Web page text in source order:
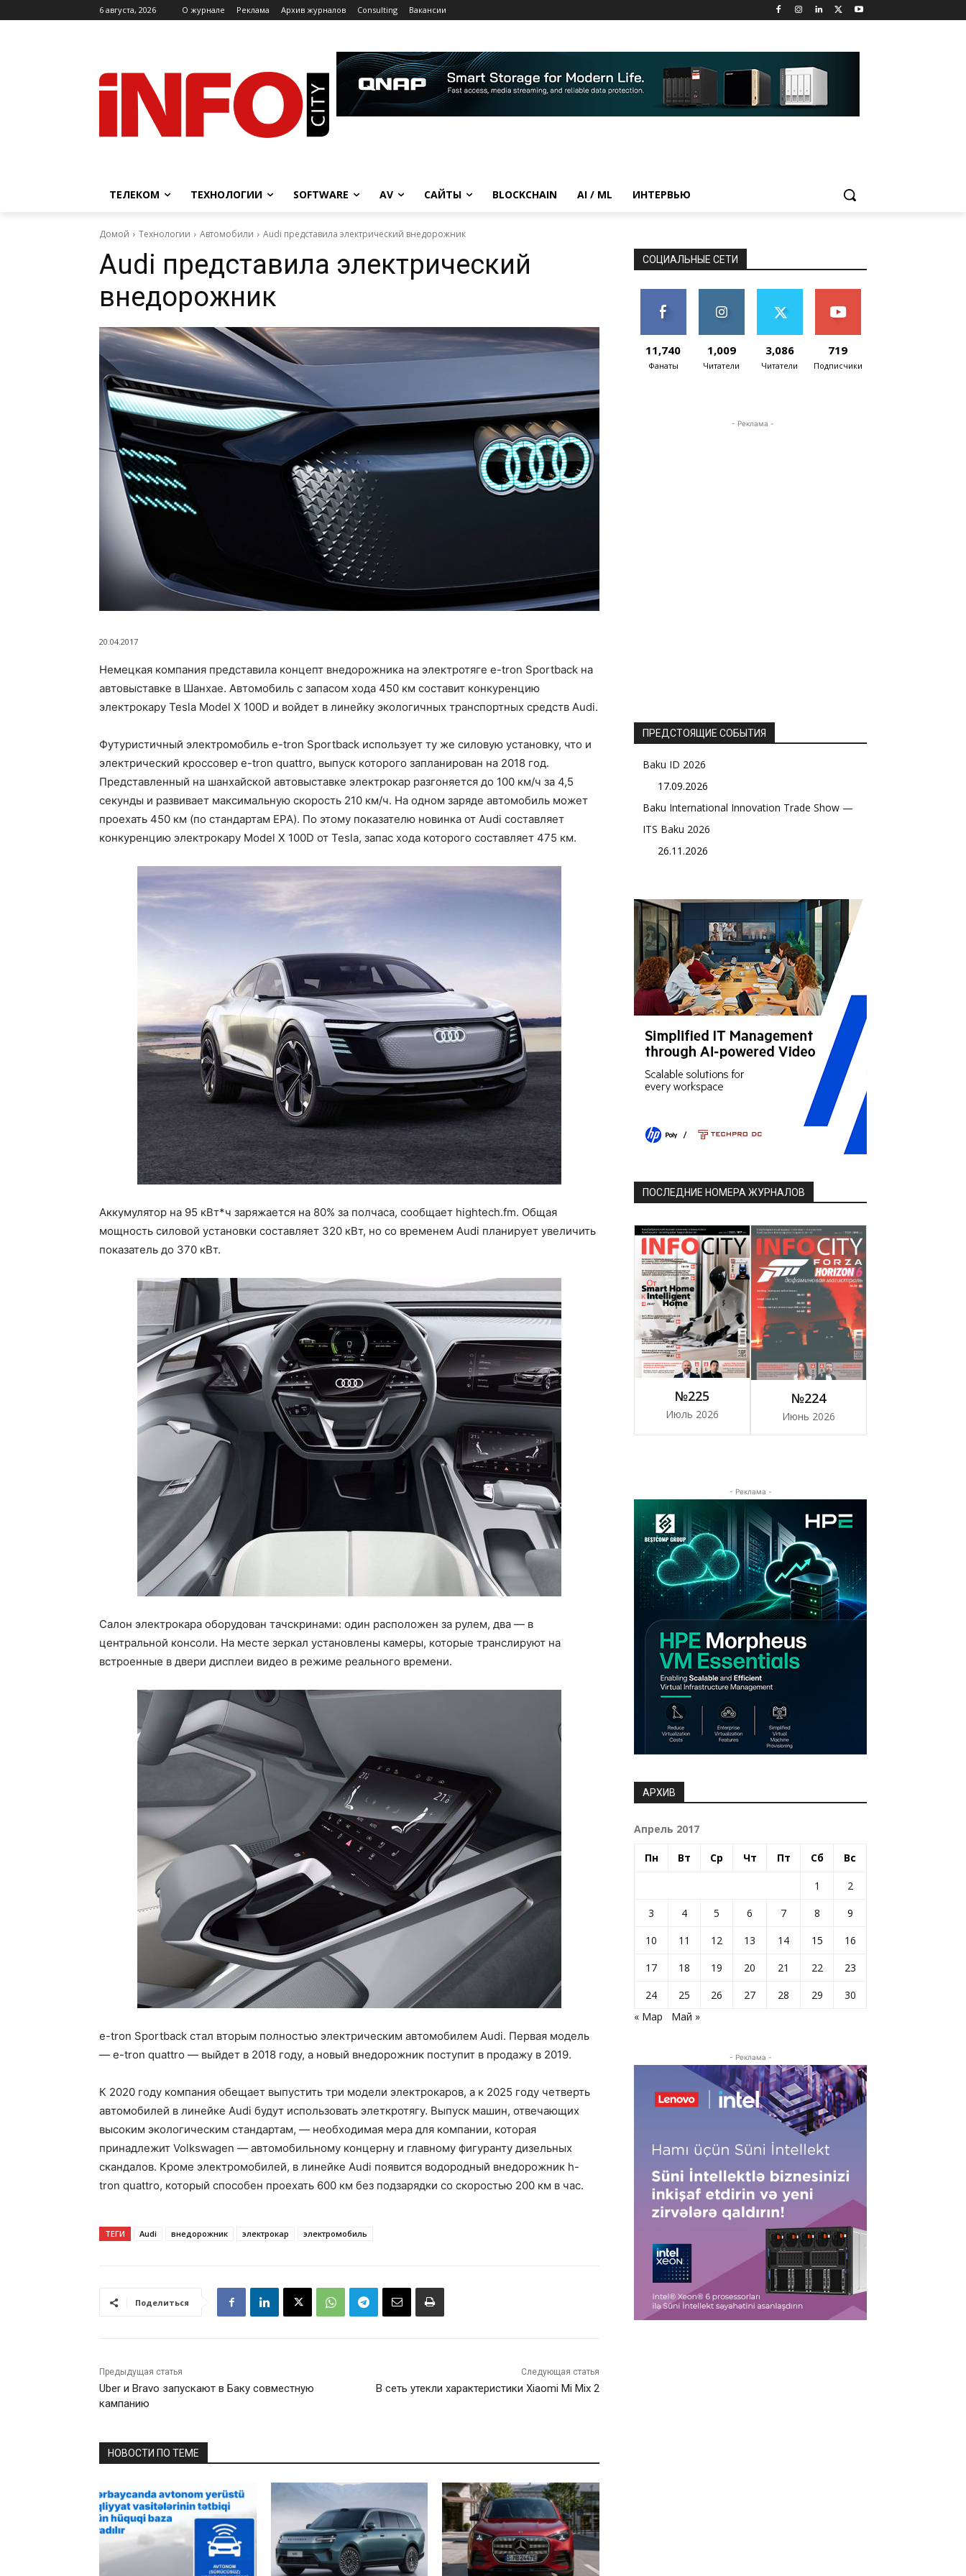
6 августа, 2026 O журнале Реклама Архив журналов Consulting Вакансии
ТЕЛЕКОМ ТЕХНОЛОГИИ SOFTWARE AV САЙТЫ BLOCKCHAIN AI / ML ИНТЕРВЬЮ
Домой Технологии Автомобили Audi представила электрический внедорожник
Audi представила электрический
внедорожник
20.04.2017
Немецкая компания представила концепт внедорожника на электротяге e-tron Sportback на
автовыставке в Шанхае. Автомобиль с запасом хода 450 км составит конкуренцию
электрокару Tesla Model X 100D и войдет в линейку экологичных транспортных средств Audi.
Футуристичный электромобиль e-tron Sportback использует ту же силовую установку, что и
электрический кроссовер e-tron quattro, выпуск которого запланирован на 2018 год.
Представленный на шанхайской автовыставке электрокар разгоняется до 100 км/ч за 4,5
секунды и развивает максимальную скорость 210 км/ч. На одном заряде автомобиль может
проехать 450 км (по стандартам EPA). По этому показателю новинка от Audi составляет
конкуренцию электрокару Model X 100D от Tesla, запас хода которого составляет 475 км.
Аккумулятор на 95 кВт*ч заряжается на 80% за полчаса, сообщает hightech.fm. Общая
мощность силовой установки составляет 320 кВт, но со временем Audi планирует увеличить
показатель до 370 кВт.
Салон электрокара оборудован тачскринами: один расположен за рулем, два — в
центральной консоли. На месте зеркал установлены камеры, которые транслируют на
встроенные в двери дисплеи видео в режиме реального времени.
e-tron Sportback стал вторым полностью электрическим автомобилем Audi. Первая модель
— e-tron quattro — выйдет в 2018 году, а новый внедорожник поступит в продажу в 2019.
К 2020 году компания обещает выпустить три модели электрокаров, а к 2025 году четверть
автомобилей в линейке Audi будут использовать элеткротягу. Выпуск машин, отвечающих
высоким экологическим стандартам, — необходимая мера для компании, которая
принадлежит Volkswagen — автомобильному концерну и главному фигуранту дизельных
скандалов. Кроме электромобилей, в линейке Audi появится водородный внедорожник h-
tron quattro, который способен проехать 600 км без подзарядки со скоростью 200 км в час.
ТЕГИ Audi внедорожник электрокар электромобиль
Поделиться
Предыдущая статья
Uber и Bravo запускают в Баку совместную
кампанию
Следующая статья
В сеть утекли характеристики Xiaomi Mi Mix 2
НОВОСТИ ПО ТЕМЕ
СОЦИАЛЬНЫЕ СЕТИ
11,740
Фанаты
1,009
Читатели
3,086
Читатели
719
Подписчики
- Реклама -
ПРЕДСТОЯЩИЕ СОБЫТИЯ
Baku ID 2026
17.09.2026
Baku International Innovation Trade Show —
ITS Baku 2026
26.11.2026
ПОСЛЕДНИЕ НОМЕРА ЖУРНАЛОВ
№225
Июль 2026
№224
Июнь 2026
- Реклама -
АРХИВ
Апрель 2017
Пн Вт Ср Чт Пт Сб Вс
1
2
3
4 5 6 7 8
9
10
11 12 13 14 15
16
17
18 19 20 21 22
23
24
25 26 27 28 29
30
« Мар
Май »
- Реклама -